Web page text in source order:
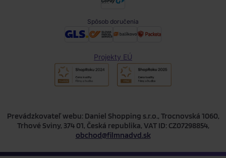
Spôsob doručenia
Projekty EÚ
Prevádzkovateľ webu: Daniel Shopping s.r.o., Trocnovská 1060,
Trhové Sviny, 374 01, Česká republika, VAT ID: CZ07298854,
obchod@filmnadvd.sk